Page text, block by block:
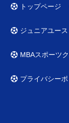
トップページ
ジュニアユース
MBAスポーツ
プライバシー